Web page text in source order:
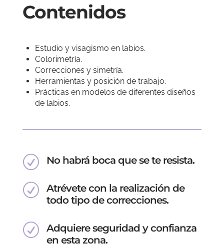
Contenidos
Estudio y visagismo en labios.
Colorimetría.
Correcciones y simetría.
Herramientas y posición de trabajo.
Prácticas en modelos de diferentes diseños
de labios.
R No habrá boca que se te resista.
R
Atrévete con la realización de
todo tipo de correcciones.
R
Adquiere seguridad y confianza
en esta zona.